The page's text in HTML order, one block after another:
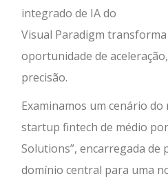
integrado de IA do
Visual Paradigm
oportunidade de
precisão.
Examinamos um cenário do
startup fintech de médio
Solutions”, encarregada de
domínio central para uma